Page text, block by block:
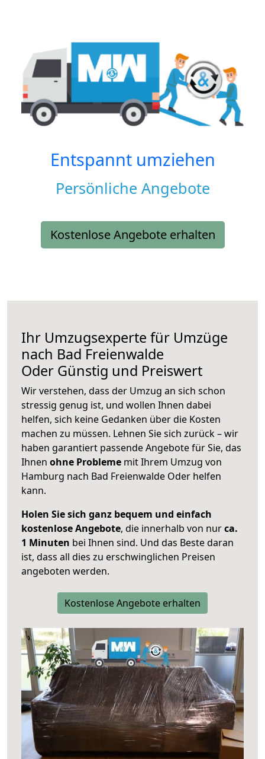
Entspannt umziehen
Persönliche Angebote
Kostenlose Angebote erhalten
Ihr Umzugsexperte für Umzüge
nach Bad Freienwalde
Oder Günstig und Preiswert
Wir verstehen, dass der Umzug an sich schon
stressig genug ist, und wollen Ihnen dabei
helfen, sich keine Gedanken über die Kosten
machen zu müssen. Lehnen Sie sich zurück – wir
haben garantiert passende Angebote für Sie, das
Ihnen ohne Probleme mit Ihrem Umzug von
Hamburg nach Bad Freienwalde Oder helfen
kann.
Holen Sie sich ganz bequem und einfach
kostenlose Angebote, die innerhalb von nurca.
1 Minuten bei Ihnen sind. Und das Beste daran
ist, dass all dies zu erschwinglichen Preisen
angeboten werden.
Kostenlose Angebote erhalten